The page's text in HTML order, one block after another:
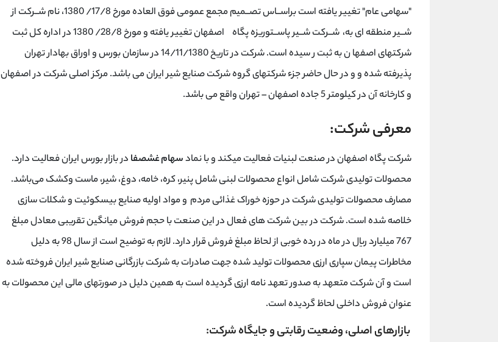
"سهامی عام" تغییر یافته است براســاس تصــمیم مجمع عمومی فوق العاده مورخ 17/8/ 1380، نام شــركت از
شــیر منطقه ای به، شــركت شــیر پاســتوریزه پگاه اصفهان تغییر یافته و مورخ 28/8/ 1380 در اداره كل ثبت
شركتهای اصفها ن به ثبت ر سیده است. شركت در تاریخ 14/11/1380 در سازمان بورس و اوراق بهادار تهران
پذیرفته شده و و در حال حاضر جزء شرکتهای گروه شرکت صنایع شیر ایران می باشد. مرکز اصلی شرکت در اصفهان
و کارخانه آن در کیلومتر 5 جاده اصفهان – تهران واقع می باشد.
معرفی شرکت:
شرکت پگاه اصفهان در صنعت لبنیات فعالیت میکند و با نمادسهام غشصفا در بازار بورس ایران فعالیت دارد.
محصولات تولیدی شرکت شامل انواع محصولات لبنی شامل پنیر، کره، خامه، دوغ، شیر، ماست وکشک می‌باشد.
مصارف محصولات تولیدی شرکت در حوزه خوراک غذائی مردم و مواد اولیه صنایع بیسکوئیت و شکلات سازی
خلاصه شده است. شرکت در بین شرکت های فعال در این صنعت با حجم فروش میانگین تقریبی معادل مبلغ
767 میلیارد ریال در ماه در رده خوبی از لحاظ مبلغ فروش قرار دارد. لازم به توضیح است از سال 98 به دلیل
مخاطرات پیمان سپاری ارزی محصولات تولید شده جهت صادرات به شرکت بازرگانی صنایع شیر ایران فروخته شده
است و آن شرکت متعهد به صدور تعهد نامه ارزی گردیده است به همین دلیل در صورتهای مالی این محصولات به
عنوان فروش داخلی لحاظ گردیده است.
بازارهای اصلی، وضعیت رقابتی و جایگاه شرکت: